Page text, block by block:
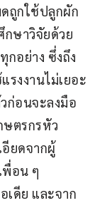
ถูกใช้ปลูกผัก
กษาวิจัยด้วย
อย่าง ซึ่งถึง
งงานไม่เยอะ
ก่อนจะลงมือ
ษตรกรหัว
ยดจากผู้
พื่อน ๆ
เดีย และจาก